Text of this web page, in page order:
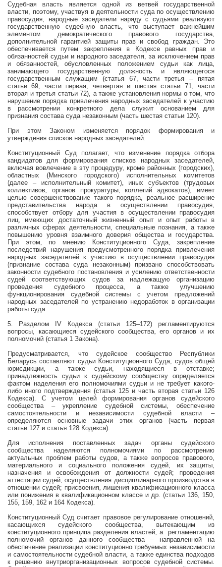
Судебная власть является одной из ветвей государственной
власти, поэтому, участвуя в деятельности суда по осуществлению
правосудия, народные заседатели наряду с судьями реализуют
государственную судебную власть, что выступает важнейшим
элементом демократического правового государства,
дополнительной гарантией защиты прав и свобод граждан. Это
обеспечивается путем закрепления в Кодексе равных прав и
обязанностей судьи и народного заседателя, за исключением прав
и обязанностей, обусловленных положением судьи как лица,
занимающего государственную должность и являющегося
государственным служащим (статья 67, части третья – пятая
статьи 69, части первая, четвертая и шестая статьи 71, части
вторая и третья статьи 72), а также установления нормы о том, что
нарушение порядка привлечения народных заседателей к участию
в рассмотрении конкретного дела служит основанием для
признания состава суда незаконным (часть шестая статьи 120).
При этом Законом изменяется порядок формирования и
утверждения списков народных заседателей.
Конституционный Суд полагает, что изменение порядка отбора
кандидатов для формирования списков народных заседателей,
включая вовлечение в эту процедуру, кроме районных (городских),
областных (Минского городского) исполнительных комитетов
(далее – исполнительный комитет), иных субъектов (трудовых
коллективов, органов прокуратуры, коллегий адвокатов), имеет
целью совершенствование такого порядка, реальное расширение
представительства народа в осуществлении правосудия,
способствует отбору для участия в осуществлении правосудия
лиц, имеющих достаточный жизненный опыт и опыт работы в
различных сферах деятельности, специальные познания, а также
повышению уровня взаимного доверия общества и государства.
При этом, по мнению Конституционного Суда, закрепление
последствий нарушения предусмотренного порядка привлечения
народных заседателей к участию в осуществлении правосудия
(признание состава суда незаконным) призвано способствовать
законности судебного постановления и усилению ответственности
судей соответствующих судов за надлежащую организацию
проведения судебного процесса, а также улучшению
функционирования судебной системы с учетом предложений
народных заседателей по устранению недоработок в организации
работы суда.
5. Разделом IV Кодекса (статьи 125–172) регламентируются
вопросы, касающиеся судейского сообщества, его органов и их
полномочий (статья 1 Закона).
Предусматривается, что судейское сообщество Республики
Беларусь составляют судьи Конституционного Суда, судов общей
юрисдикции, а также судьи, находящиеся в отставке;
принадлежность судьи к судейскому сообществу определяется
фактом наделения его полномочиями судьи и не требует какого-
либо иного подтверждения (статья 125 и часть вторая статьи 126
Кодекса). С учетом целей формирования органов судейского
сообщества – укрепление судебной системы, обеспечение
самостоятельности и независимости судебной власти –
определяются основные задачи этих органов (часть первая
статьи 127 и статья 128 Кодекса).
Для исполнения поставленных задач органы судейского
сообщества наделяются полномочиями по рассмотрению
актуальных проблем работы судов, а также вопросов правового,
материального и социального положения судей, их защиты,
назначения и освобождения от должности судей; проведения
аттестации судей, осуществления дисциплинарного производства в
отношении судей; присвоения, лишения квалификационного класса
или понижения в квалификационном классе и др. (статьи 136, 150,
155, 159, 162 и 164 Кодекса).
Конституционный Суд считает правовое регулирование отношений,
касающихся судейского сообщества, вытекающим из
конституционного принципа разделения властей, а регламентацию
полномочий органов данного сообщества – направленной на
обеспечение реализации конституционно требуемых независимости
и самостоятельности судебной власти, а также единства подходов
к решению внутриорганизационных вопросов судебной системы.